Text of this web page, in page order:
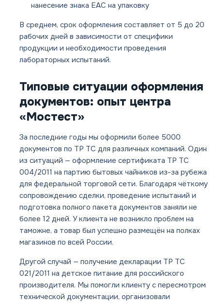
нанесение знака ЕАС на упаковку
В среднем, срок оформления составляет от 5 до 20
рабочих дней в зависимости от специфики
продукции и необходимости проведения
лабораторных испытаний.
Типовые ситуации оформления
документов: опыт центра
«Мостест»
За последние годы мы оформили более 5000
документов по ТР ТС для различных компаний. Один
из ситуаций — оформление сертификата ТР ТС
004/2011 на партию бытовых чайников из-за рубежа
для федеральной торговой сети. Благодаря чёткому
сопровождению сделки, проведение испытаний и
подготовка полного пакета документов заняли не
более 12 дней. У клиента не возникло проблем на
таможне, а товар был успешно размещён на полках
магазинов по всей России.
Другой случай — получение декларации ТР ТС
021/2011 на детское питание для российского
производителя. Мы помогли клиенту с пересмотром
технической документации, организовали